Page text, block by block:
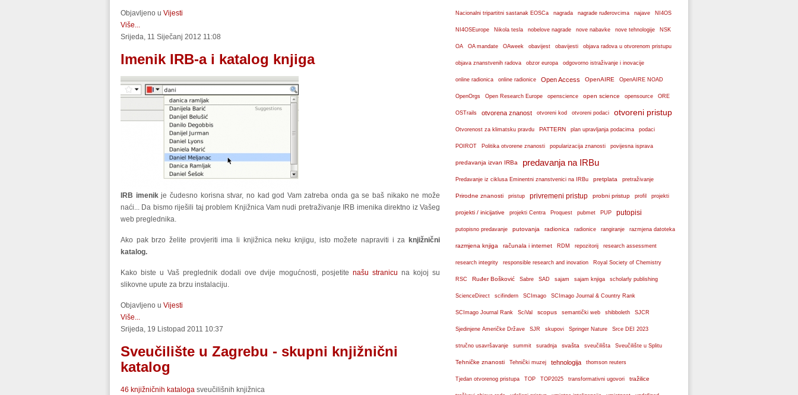
Objavljeno u Vijesti
Više...
Srijeda, 11 Siječanj 2012 11:08
Imenik IRB-a i katalog knjiga
IRB imenikje čudesno korisna stvar, no kad god Vam zatreba onda ga se baš nikako ne može
naći... Da bismo riješili taj problem Knjižnica Vam nudi pretraživanje IRB imenika direktno iz Vašeg
web preglednika.
Ako pak brzo želite provjeriti ima li knjižnica neku knjigu, isto možete napraviti i za knjižnični
katalog.
Kako biste u Vaš preglednik dodali ove dvije mogućnosti, posjetite našu stranicu na kojoj su
slikovne upute za brzu instalaciju.
Objavljeno u Vijesti
Više...
Srijeda, 19 Listopad 2011 10:37
Sveučilište u Zagrebu - skupni knjižnični
katalog
46 knjižničnih kataloga sveučilišnih knjižnica
Nacionalni tripartitni sastanak EOSCa nagrada nagrade ruđerovcima najave NI4OS
NI4OSEurope Nikola tesla nobelove nagrade nove nabavke nove tehnologije NSK
OA OA mandate OAweek obavijest obavijesti objava radova u otvorenom pristupu
objava znanstvenih radova obzor europa odgovorno istraživanje i inovacije
online radionica online radionice Open Access OpenAIRE OpenAIRE NOAD
OpenOrgs Open Research Europe openscience open science opensource ORE
OSTrails otvorena znanost otvoreni kod otvoreni podaci otvoreni pristup
Otvorenost za klimatsku pravdu PATTERN plan upravljanja podacima podaci
POIROT Politika otvorene znanosti popularizacija znanosti povijesna isprava
predavanja izvan IRBa predavanja na IRBu
Predavanje iz ciklusa Eminentni znanstvenici na IRBu pretplata pretraživanje
Prirodne znanosti pristup privremeni pristup probni pristup profil projekti
projekti / inicijative projekti Centra Proquest pubmet PUP putopisi
putopisno predavanje putovanja radionica radionice rangiranje razmjena datoteka
razmjena knjiga računala i internet RDM repozitorij research assessment
research integrity responsible research and inovation Royal Society of Chemistry
RSC Ruđer Bošković Sabre SAD sajam sajam knjiga scholarly publishing
ScienceDirect scifindern SCImago SCImago Journal & Country Rank
SCImago Journal Rank SciVal scopus semantički web shibboleth SJCR
Sjedinjene Američke Države SJR skupovi Springer Nature Srce DEI 2023
stručno usavršavanje summit suradnja svašta sveučilišta Sveučilište u Splitu
Tehničke znanosti Tehnički muzej tehnologija thomson reuters
Tjedan otvorenog pristupa TOP TOP2025 transformativni ugovori tražilice